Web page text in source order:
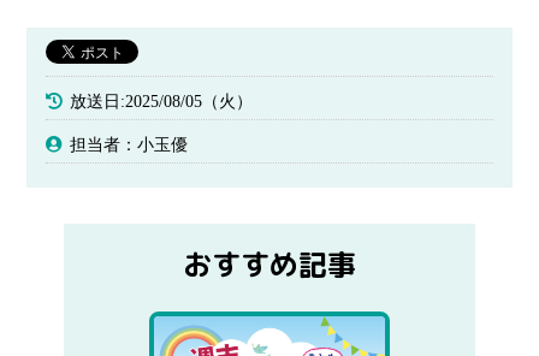
放送日:2025/08/05（火）
担当者：小玉優
おすすめ記事